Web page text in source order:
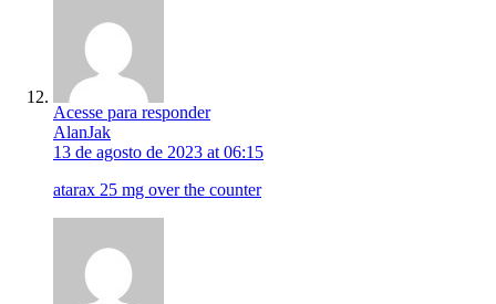
Acesse para responder
AlanJak
13 de agosto de 2023 at 06:15
atarax 25 mg over the counter